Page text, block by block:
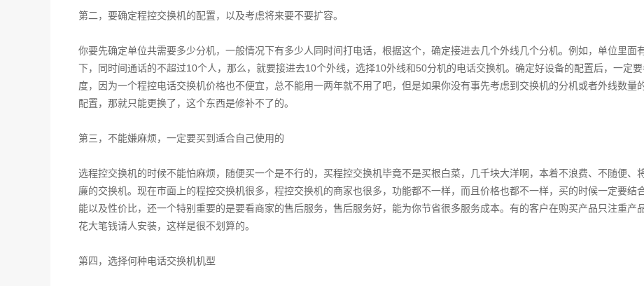
第二，要确定程控交换机的配置，以及考虑将来要不要扩容。
你要先确定单位共需要多少分机，一般情况下有多少人同时间打电话，根据这个，确定接进去几个外线几个分机。例如，单位里面
下，同时间通话的不超过10个人，那么，就要接进去10个外线，选择10外线和50分机的电话交换机。确定好设备的配置后，一定
度，因为一个程控电话交换机价格也不便宜，总不能用一两年就不用了吧，但是如果你没有事先考虑到交换机的分机或者外线数
配置，那就只能更换了，这个东西是修补不了的。
第三，不能嫌麻烦，一定要买到适合自己使用的
选程控交换机的时候不能怕麻烦，随便买一个是不行的，买程控交换机毕竟不是买根白菜，几千块大洋啊，本着不浪费、不随便
廉的交换机。现在市面上的程控交换机很多，程控交换机的商家也很多，功能都不一样，而且价格也都不一样，买的时候一定要结
能以及性价比，还一个特别重要的是要看商家的售后服务，售后服务好，能为你节省很多服务成本。有的客户在购买产品只注重
花大笔钱请人安装，这样是很不划算的。
第四，选择何种电话交换机机型